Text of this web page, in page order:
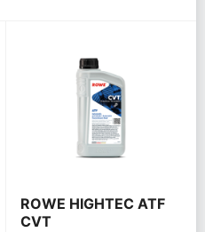
ROWE HIGHTEC ATF
CVT